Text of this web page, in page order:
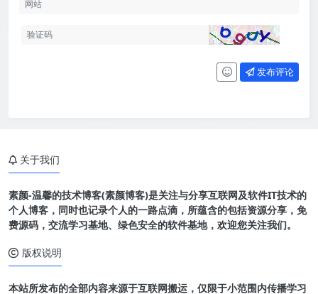
发布评论
关于我们
素颜-温馨的技术博客(素颜博客)是关注与分享互联网及软件IT技术的
个人博客，同时也记录个人的一路点滴，所蕴含的包括资源分享，免
费源码，交流学习基地、绿色安全的软件基地，欢迎您关注我们。
版权说明
本站所发布的全部内容来源于互联网搬运，仅限于小范围内传播学习